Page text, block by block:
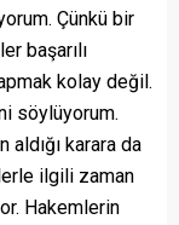
Çünkü bir
başarılı
kolay değil.
söylüyorum.
karara da
ilgili zaman
Hakemlerin